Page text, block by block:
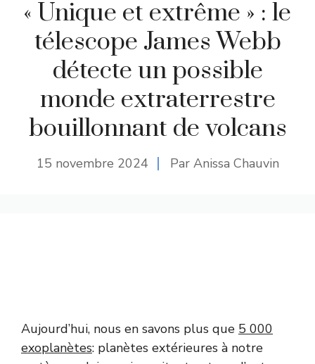
« Unique et extrême » : le
télescope James Webb
détecte un possible
monde extraterrestre
bouillonnant de volcans
15 novembre 2024 Par Anissa Chauvin
Aujourd’hui, nous en savons plus que 5 000
exoplanètes: planètes extérieures à notre